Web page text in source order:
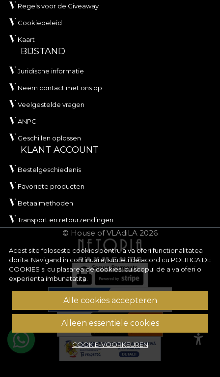
Acest site foloseste cookies pentru a va oferi functionalitatea
dorita. Navigand in continuare, sunteti de acord cu POLITICA DE
COOKIES si cu plasarea de cookies, cu scopul de a va oferi o
experienta imbunatatita.
Alle cookies accepteren
Alleen essentiële cookies
COOKIE-VOORKEUREN
Regels voor de Giveaway
Cookiebeleid
Kaart
BIJSTAND
Juridische informatie
Neem contact met ons op
Veelgestelde vragen
ANPC
Geschillen oplossen
KLANT ACCOUNT
Bestelgeschiedenis
Favoriete producten
Betaalmethoden
Transport en retourzendingen
© House of VLAdiLA 2026